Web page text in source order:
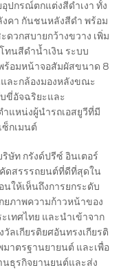
Price
รถยนต์ฟ
มสี
ปกรณ์ตกแต่งสีดำเงา ทั้ง
งคา กันชนหลังสีดำ พร้อม
วกสบายกว้างขวาง เพิ่ม
ทนสีดำน้ำเงิน ระบบ
พร้อมหน้าจอสัมผัสขนาด 8
ละกล้องมองหลังขณะ
ขี่อัจฉริยะและ
แหน่งผู้นำรถเอสยูวีที่มี
กเมนต์
ษัท กรังด์ปรีซ์ อินเตอร์
ดสรรรถยนต์ที่ดีที่สุดใน
นให้เห็นถึงการยกระดับ
ยภาพความก้าวหน้าของ
เทศไทย และนำเข้าจาก
วัลเกียรติยศอันทรงเกียรติ
าตรฐานยายนต์ และเพื่อ
ธุรกิจยานยนต์และส่ง